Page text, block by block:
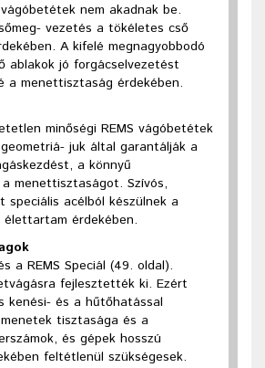
nem akadnak be.
vezetés a tökéletes cső
A kifelé megnagyobbodó
ablakok jó forgácselvezetést
a menettisztaság érdekében.
minőségi REMS vágóbetétek
juk által garantálják a
a könnyű
menettisztaságot. Szívós,
speciális acélból készülnek a
élettartam érdekében.
a REMS Speciál (49. oldal).
fejlesztették ki. Ezért
kenési- és a hűtőhatással
tisztasága és a
és gépek hosszú
feltétlenül szükségesek.